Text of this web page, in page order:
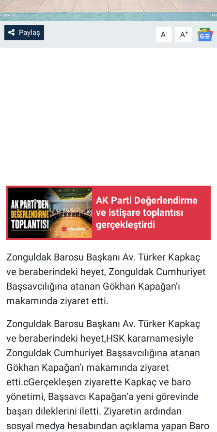
Paylaş A- A+
AK Parti Değerlendirme
ve istişare toplantısı
gerçekleştirdi
Zonguldak Barosu Başkanı Av. Türker Kapkaç
ve beraberindeki heyet, Zonguldak Cumhuriyet
Başsavcılığına atanan Gökhan Kapağan’ı
makamında ziyaret etti.
Zonguldak Barosu Başkanı Av. Türker Kapkaç
ve beraberindeki heyet,HSK kararnamesiyle
Zonguldak Cumhuriyet Başsavcılığına atanan
Gökhan Kapağan’ı makamında ziyaret
etti.cGerçekleşen ziyarette Kapkaç ve baro
yönetimi, Başsavcı Kapağan’a yeni görevinde
başarı dileklerini iletti. Ziyaretin ardından
sosyal medya hesabından açıklama yapan Baro